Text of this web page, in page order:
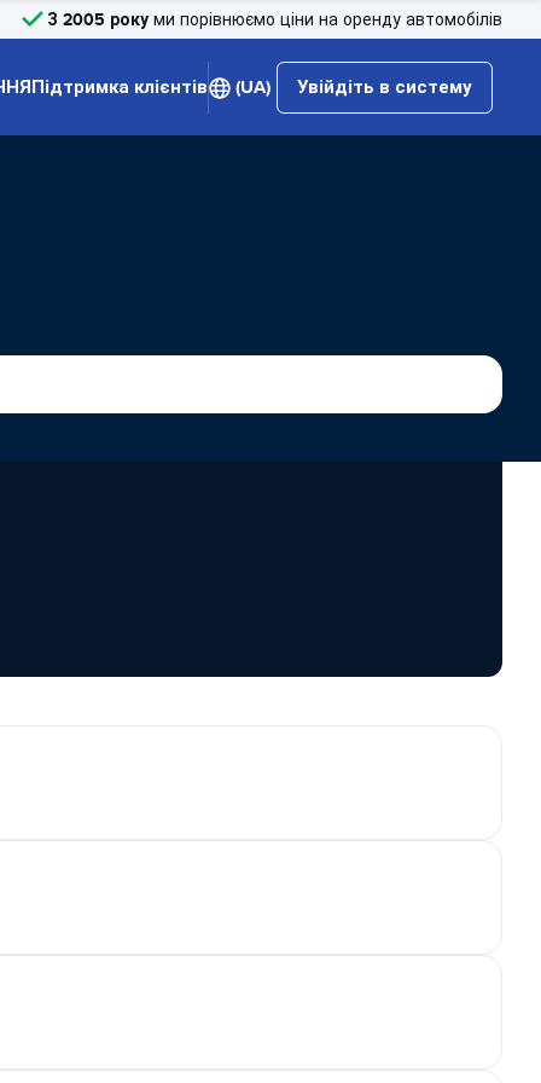
З 2005 року ми порівнюємо ціни на оренду автомобілів
Підтримка клієнтів (UA) Увійдіть в систему